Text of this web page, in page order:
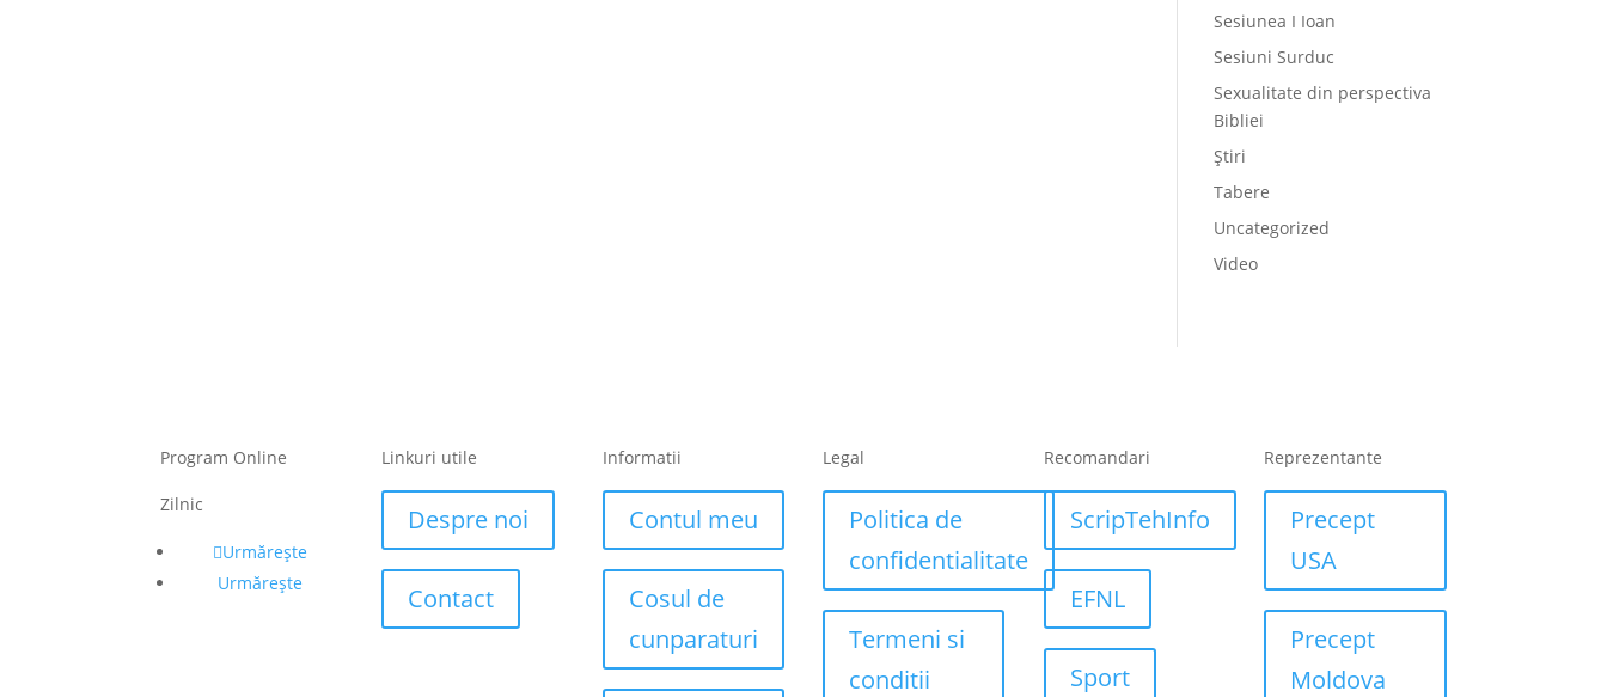
Sesiunea I Ioan
Sesiuni Surduc
Sexualitate din perspectiva
Bibliei
Știri
Tabere
Uncategorized
Video
Program Online
Zilnic
Urmărește
Urmărește
Linkuri utile
Despre noi
Contact
Informatii
Contul meu
Cosul de
cunparaturi
Legal
Politica de
confidentialitate
Termeni si
conditii
Recomandari
ScripTehInfo
EFNL
Sport
Reprezentante
Precept
USA
Precept
Moldova